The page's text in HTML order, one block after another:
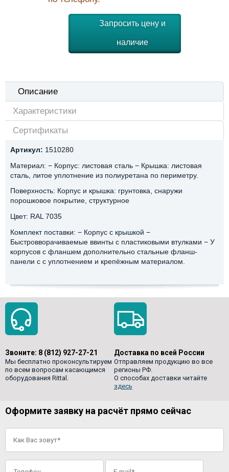
Запросить цену и
наличие
Описание
Характеристики
Сертификаты
Артикул: 1510280
Материал: − Корпус: листовая сталь − Крышка: листовая
сталь, литое уплотнение из полиуретана по периметру.
Поверхность: Корпус и крышка: грунтовка, снаружи
порошковое покрытие, структурное
Цвет: RAL 7035
Комплект поставки: − Корпус с крышкой −
Быстровворачиваемые ввинты с пластиковыми втулками − У
корпусов с фланшем дополнительно стальные фланш-
панели с с уплотнением и крепёжным материалом.
Звоните: 8 (812) 927-27-21
Мы бесплатно проконсультируем
по всем вопросам касающимся
оборудования Rittal.
Доставка по всей России
Отправляем продукцию во все
регионы РФ.
О способах доставки читайте
здесь
Оформите заявку на расчёт прямо сейчас